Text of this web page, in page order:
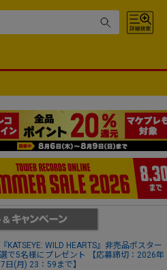
KATSEYE: WILD HEARTS』非売品ポスター
で5名様にプレゼント 【応募締切：2026年
日(月) 23：59まで】